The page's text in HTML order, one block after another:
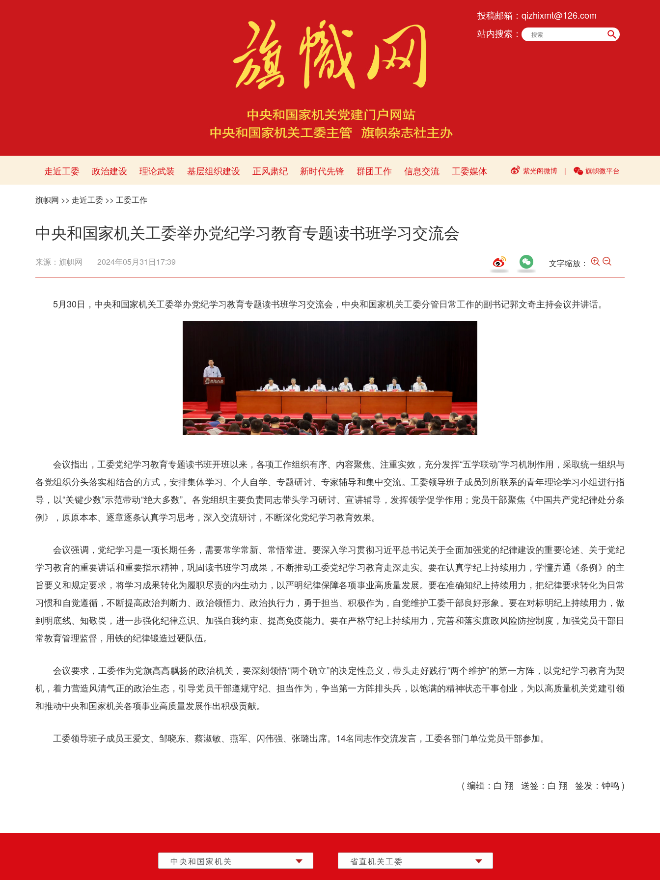
投稿邮箱： qizhixmt@126.com
站内搜索：
走近工委 政治建设 理论武装 基层组织建设 正风肃纪 新时代先锋 群团工作 信息交流 工委媒体 紫光阁微博 | 旗帜微平台
旗帜网 >> 走近工委 >> 工委工作
中央和国家机关工委举办党纪学习教育专题读书班学习交流会
来源： 旗帜网 2024年05月31日17:39 文字缩放：
5月30日，中央和国家机关工委举办党纪学习教育专题读书班学习交流会，中央和国家机关工委分管日常工作的副书记郭文奇主持会议并讲话。
会议指出，工委党纪学习教育专题读书班开班以来，各项工作组织有序、内容聚焦、注重实效，充分发挥“五学联动”学习机制作用，采取统一组织与
各党组织分头落实相结合的方式，安排集体学习、个人自学、专题研讨、专家辅导和集中交流。工委领导班子成员到所联系的青年理论学习小组进行指
导，以“关键少数”示范带动“绝大多数”。各党组织主要负责同志带头学习研讨、宣讲辅导，发挥领学促学作用；党员干部聚焦《中国共产党纪律处分条
例》，原原本本、逐章逐条认真学习思考，深入交流研讨，不断深化党纪学习教育效果。
会议强调，党纪学习是一项长期任务，需要常学常新、常悟常进。要深入学习贯彻习近平总书记关于全面加强党的纪律建设的重要论述、关于党纪
学习教育的重要讲话和重要指示精神，巩固读书班学习成果，不断推动工委党纪学习教育走深走实。要在认真学纪上持续用力，学懂弄通《条例》的主
旨要义和规定要求，将学习成果转化为履职尽责的内生动力，以严明纪律保障各项事业高质量发展。要在准确知纪上持续用力，把纪律要求转化为日常
习惯和自觉遵循，不断提高政治判断力、政治领悟力、政治执行力，勇于担当、积极作为，自觉维护工委干部良好形象。要在对标明纪上持续用力，做
到明底线、知敬畏，进一步强化纪律意识、加强自我约束、提高免疫能力。要在严格守纪上持续用力，完善和落实廉政风险防控制度，加强党员干部日
常教育管理监督，用铁的纪律锻造过硬队伍。
会议要求，工委作为党旗高高飘扬的政治机关，要深刻领悟“两个确立”的决定性意义，带头走好践行“两个维护”的第一方阵，以党纪学习教育为契
机，着力营造风清气正的政治生态，引导党员干部遵规守纪、担当作为，争当第一方阵排头兵，以饱满的精神状态干事创业，为以高质量机关党建引领
和推动中央和国家机关各项事业高质量发展作出积极贡献。
工委领导班子成员王爱文、邹晓东、蔡淑敏、燕军、闪伟强、张璐出席。14名同志作交流发言，工委各部门单位党员干部参加。
( 编辑：白 翔 送签：白 翔 签发：钟鸣 )
中央和国家机关 省直机关工委